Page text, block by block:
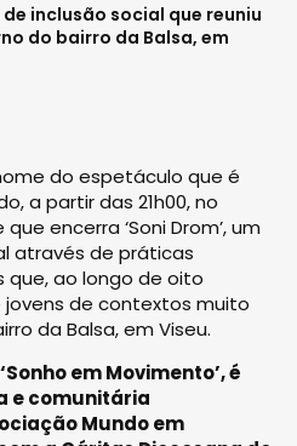
inclusão social que reuniu
do bairro da Balsa, em
do espetáculo que é
a partir das 21h00, no
encerra ‘Soni Drom’, um
através de práticas
ao longo de oito
jovens de contextos muito
da Balsa, em Viseu.
em Movimento’, é
e comunitária
Mundo em